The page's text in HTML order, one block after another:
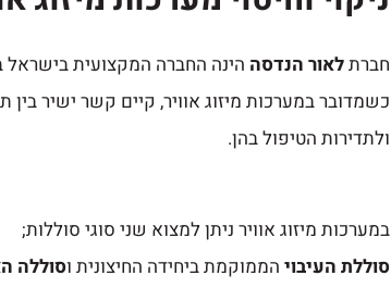
חברתלאור הנדסה הינה החברה המקצועית בישראל
כשמדובר במערכות מיזוג אוויר, קיים קשר ישיר
ולתדירות הטיפול בהן.
במערכות מיזוג אוויר ניתן למצוא שני סוגי סוללות;
סוללת העיבוי הממוקמת ביחידה החיצונית וסוללה